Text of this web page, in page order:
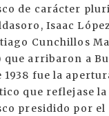
de carácter
Isaac
Cunchillos
que arribaron a
fue la
que reflejase
presidido por el